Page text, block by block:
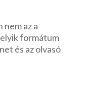
az a
formátum
és az olvasó